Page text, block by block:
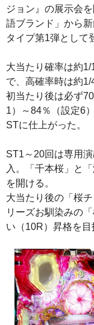
ジョン』の展示会
語ブランド」から
タイプ第1弾として
大当たり確率は約1/
で、高確率時は約1/
初当たり後は必ず
1）～84％（設定6
STに仕上がった。
ST1～20回は専用
入。「千本桜」と
を開ける。
大当たり後の「桜
リーズお馴染みの
い（10R）昇格を目